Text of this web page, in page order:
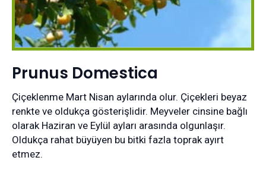
Prunus Domestica
Çiçeklenme Mart Nisan aylarında olur. Çiçekleri beyaz
renkte ve oldukça gösterişlidir. Meyveler cinsine bağlı
olarak Haziran ve Eylül ayları arasında olgunlaşır.
Oldukça rahat büyüyen bu bitki fazla toprak ayırt
etmez.